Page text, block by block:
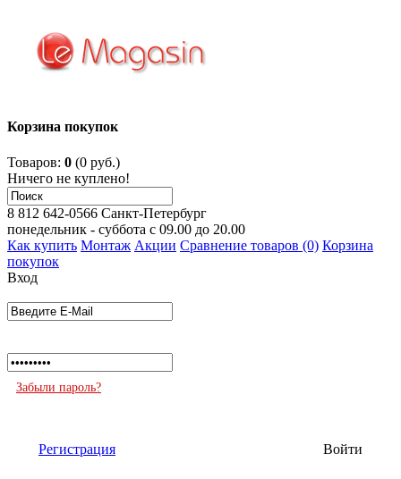
Корзина покупок
Товаров: 0 (0 руб.)
Ничего не куплено!
8 812 642-0566 Санкт-Петербург
понедельник - суббота с 09.00 до 20.00
Как купить Монтаж Акции Сравнение товаров (0) Корзина
покупок
Вход
Забыли пароль?
Регистрация Войти